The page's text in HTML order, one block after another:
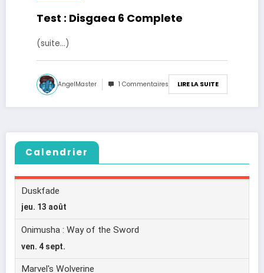
Test : Disgaea 6 Complete
(suite…)
AngelMaster 1 Commentaires LIRE LA SUITE
Calendrier